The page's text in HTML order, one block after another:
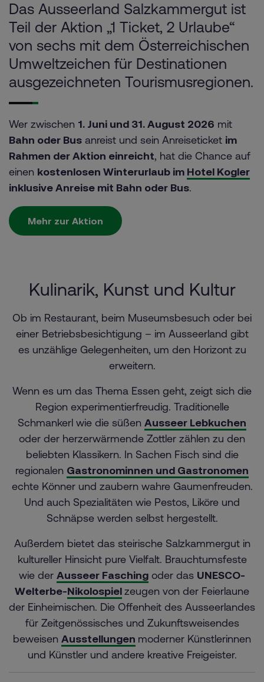
Das Ausseerland Salzkammergut ist
Teil der Aktion „1 Ticket, 2 Urlaube“
von sechs mit dem Österreichischen
Umweltzeichen für Destinationen
ausgezeichneten Tourismusregionen.
Wer zwischen 1. Juni und 31. August 2026 mit
Bahn oder Bus anreist und sein Anreiseticket im
Rahmen der Aktion einreicht, hat die Chance auf
einen kostenlosen Winterurlaub im Hotel Kogler
inklusive Anreise mit Bahn oder Bus.
Mehr zur Aktion
Kulinarik, Kunst und Kultur
Ob im Restaurant, beim Museumsbesuch oder bei
einer Betriebsbesichtigung – im Ausseerland gibt
es unzählige Gelegenheiten, um den Horizont zu
erweitern.
Wenn es um das Thema Essen geht, zeigt sich die
Region experimentierfreudig. Traditionelle
Schmankerl wie die süßen Ausseer Lebkuchen
oder der herzerwärmende Zottler zählen zu den
beliebten Klassikern. In Sachen Fisch sind die
regionalen Gastronominnen und Gastronomen
echte Könner und zaubern wahre Gaumenfreuden.
Und auch Spezialitäten wie Pestos, Liköre und
Schnäpse werden selbst hergestellt.
Außerdem bietet das steirische Salzkammergut in
kultureller Hinsicht pure Vielfalt. Brauchtumsfeste
wie der Ausseer Fasching oder das UNESCO-
Welterbe-Nikolospielzeugen von der Feierlaune
der Einheimischen. Die Offenheit des Ausseerlandes
für Zeitgenössisches und Zukunftsweisendes
beweisen Ausstellungen moderner Künstlerinnen
und Künstler und andere kreative Freigeister.